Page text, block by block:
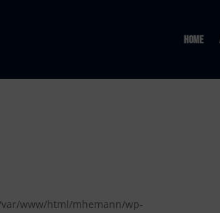
Home
var/www/html/mhemann/wp-